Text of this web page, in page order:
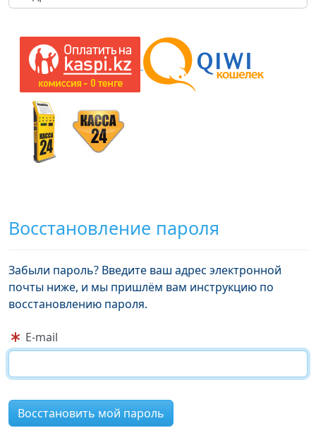
Восстановление пароля
Забыли пароль? Введите ваш адрес электронной
почты ниже, и мы пришлём вам инструкцию по
восстановлению пароля.
E-mail
Восстановить мой пароль